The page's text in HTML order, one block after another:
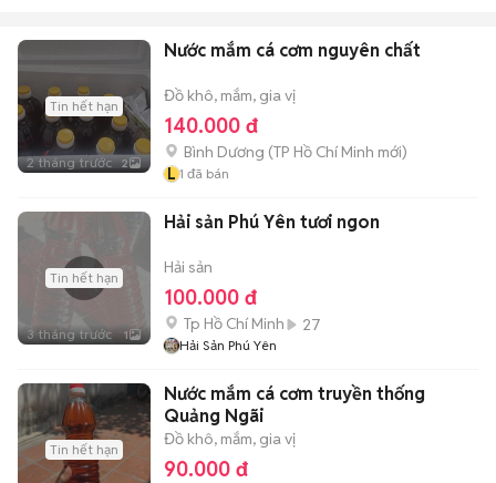
Tin hết hạn
2 tháng trước 2
Nước mắm cá cơm nguyên chất
Đồ khô, mắm, gia vị
140.000 đ
Bình Dương (TP Hồ Chí Minh mới)
L 1 đã bán
Tin hết hạn
3 tháng trước 1
Hải sản Phú Yên tươi ngon
Hải sản
100.000 đ
Tp Hồ Chí Minh 27
Hải Sản Phú Yên
Tin hết hạn
Nước mắm cá cơm truyền thống
Quảng Ngãi
Đồ khô, mắm, gia vị
90.000 đ